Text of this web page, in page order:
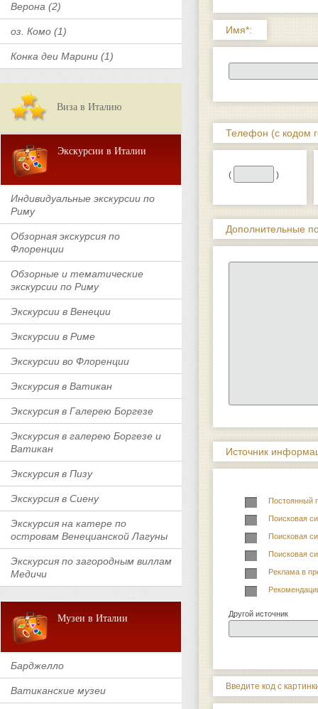
Верона (2)
оз. Комо (1)
Конка деи Марини (1)
Виза в Италию
Экскурсии в Италии
Индивидуальные экскурсии по
Риму
Обзорная экскурсия по
Флоренции
Обзорные и тематические
экскурсии по Риму
Экскурсии в Венеции
Экскурсии в Риме
Экскурсии во Флоренции
Экскурсия в Ватикан
Экскурсия в Галерею Боргезе
Экскурсия в галерею Боргезе и
Ватикан
Экскурсия в Пизу
Экскурсия в Сиену
Экскурсия на катере по
островам Венецианской Лагуны
Экскурсия по загородным виллам
Медичи
Музеи в Италии
Барджелло
Ватиканские музеи
Имя*:
Телефон (с кодом
( )
Дополнительные
Источник
Постоянный
Поисковая
Поисковая
Поисковая
Реклама в
Другой источник
Введите код с